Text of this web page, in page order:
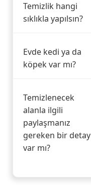
Temizlik hangi
sıklıkla yapılsın?
Evde kedi ya da
köpek var mı?
Temizlenecek
alanla ilgili
paylaşmanız
gereken bir detay
var mı?